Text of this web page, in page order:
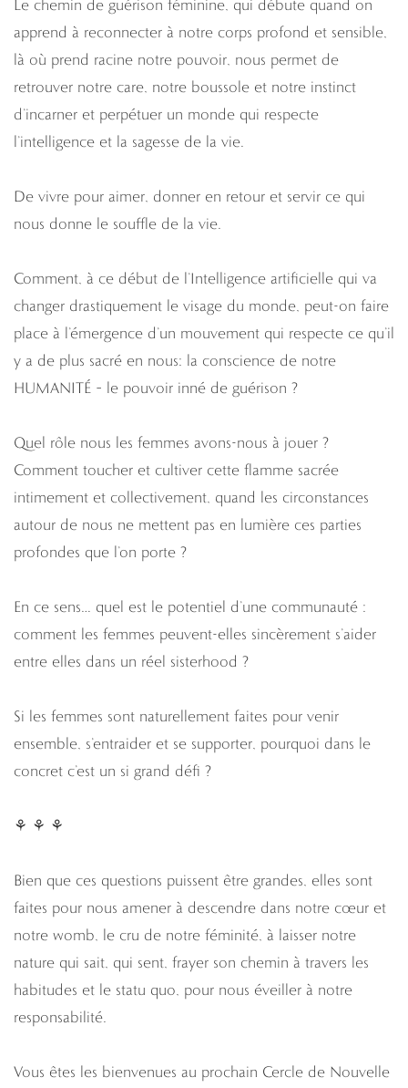
Le chemin de guérison féminine, qui débute quand on
apprend à reconnecter à notre corps profond et sensible,
là où prend racine notre pouvoir, nous permet de
retrouver notre care, notre boussole et notre instinct
d’incarner et perpétuer un monde qui respecte
l’intelligence et la sagesse de la vie.
De vivre pour aimer, donner en retour et servir ce qui
nous donne le souffle de la vie.
Comment, à ce début de l’Intelligence artificielle qui va
changer drastiquement le visage du monde, peut-on faire
place à l’émergence d’un mouvement qui respecte ce qu’il
y a de plus sacré en nous: la conscience de notre
HUMANITÉ – le pouvoir inné de guérison ?
Quel rôle nous les femmes avons-nous à jouer ?
Comment toucher et cultiver cette flamme sacrée
intimement et collectivement, quand les circonstances
autour de nous ne mettent pas en lumière ces parties
profondes que l’on porte ?
En ce sens… quel est le potentiel d’une communauté :
comment les femmes peuvent-elles sincèrement s’aider
entre elles dans un réel sisterhood ?
Si les femmes sont naturellement faites pour venir
ensemble, s’entraider et se supporter, pourquoi dans le
concret c’est un si grand défi ?
⚘ ⚘ ⚘
Bien que ces questions puissent être grandes, elles sont
faites pour nous amener à descendre dans notre cœur et
notre womb, le cru de notre féminité, à laisser notre
nature qui sait, qui sent, frayer son chemin à travers les
habitudes et le statu quo, pour nous éveiller à notre
responsabilité.
Vous êtes les bienvenues au prochain Cercle de Nouvelle